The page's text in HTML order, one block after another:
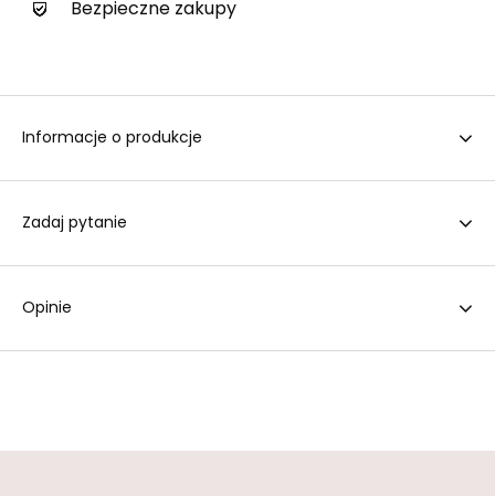
Bezpieczne zakupy
Informacje o produkcje
Zadaj pytanie
Opinie